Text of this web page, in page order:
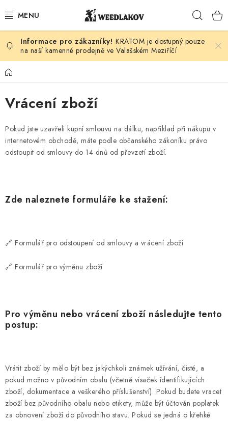
na
KONOPÍ DLE DRUHU
KUŘÁCKÉ POTŘEBY
SEMENA
KONOPNÁ KOSMETIKA
PRO ZVÍŘATA
PODLE ZNAČKY
Moje objednávka
KRATOM je dostupný pouze
na naší kamenné prodejně ve Valašském Meziříčí
Domů
Vrácení zboží
Pokud jste uzavřeli kupní smlouvu na dálku, například při nákupu v
internetovém obchodě, máte podle občanského zákoníku právo
odstoupit od smlouvy do 14 dnů od převzetí zboží.
Zde naleznete formuláře ke stažení:
🔗 Formulář pro odstoupení od smlouvy a vrácení zboží
🔗 Formulář pro výměnu zboží
Pro výměnu nebo vrácení zboží následujte tento
postup:
Vrátit zboží by mělo být bez jakýchkoli známek užívání, čisté, a
pokud možno v původním obalu (včetně visaček identifikujících
zboží, dokumentace a veškerého příslušenství). Pokud budete vracet
zboží bez původního obalu nebo etikety, může být účtován poplatek
za obnovení zboží do původního stavu. Pokud se jedná o křehké